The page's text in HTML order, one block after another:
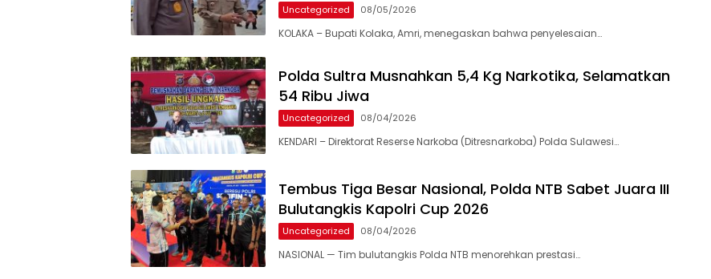
Uncategorized 08/05/2026
KOLAKA – Bupati Kolaka, Amri, menegaskan bahwa penyelesaian…
Polda Sultra Musnahkan 5,4 Kg Narkotika, Selamatkan
54 Ribu Jiwa
Uncategorized 08/04/2026
KENDARI – Direktorat Reserse Narkoba (Ditresnarkoba) Polda Sulawesi…
Tembus Tiga Besar Nasional, Polda NTB Sabet Juara III
Bulutangkis Kapolri Cup 2026
Uncategorized 08/04/2026
NASIONAL — Tim bulutangkis Polda NTB menorehkan prestasi…